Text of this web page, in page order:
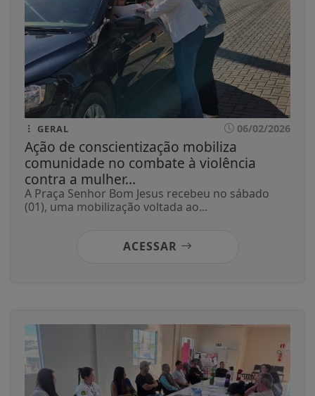
GERAL 06/02/2026
Ação de conscientização mobiliza
comunidade no combate à violência
contra a mulher...
A Praça Senhor Bom Jesus recebeu no sábado
(01), uma mobilização voltada ao...
ACESSAR